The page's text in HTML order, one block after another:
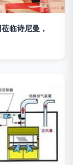
临诗尼曼，